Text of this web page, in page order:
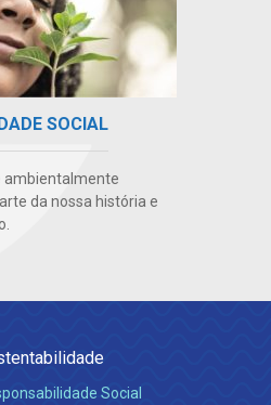
SOCIAL
ambientalmente
da nossa história e
Social